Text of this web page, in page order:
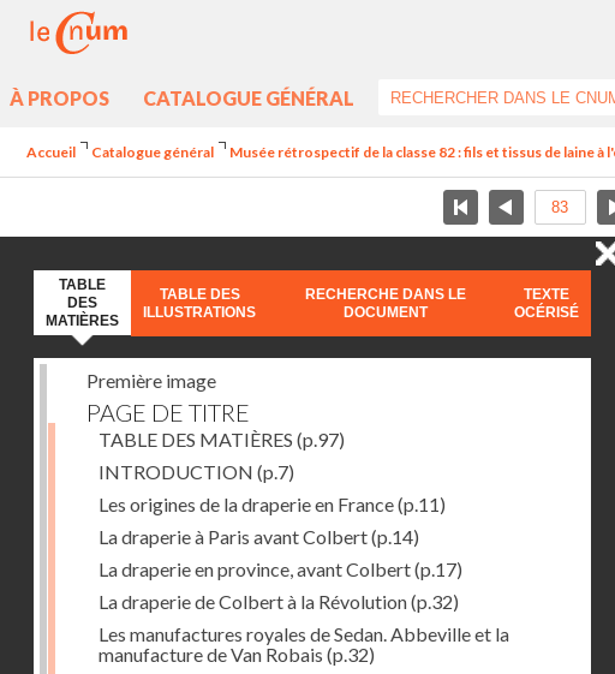
À PROPOS CATALOGUE GÉNÉRAL
Accueil Catalogue général Musée rétrospectif de la classe 82 : fils et tissus de laine
TABLE
DES
MATIÈRES
TABLE DES
ILLUSTRATIONS
RECHERCHE DANS LE
DOCUMENT
TEXTE
OCÉRISÉ
Première image
PAGE DE TITRE
TABLE DES MATIÈRES (p.97)
INTRODUCTION (p.7)
Les origines de la draperie en France(p.11)
La draperie à Paris avant Colbert(p.14)
La draperie en province, avant Colbert(p.17)
La draperie de Colbert à la Révolution(p.32)
Les manufactures royales de Sedan. Abbeville et la
manufacture de Van Robais (p.32)